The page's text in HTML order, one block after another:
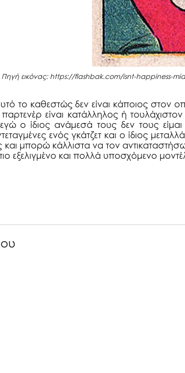
Πηγή εικόνας: https://flashbak.com/isnt-happiness-
το καθεστώς δεν είναι κάποιος στον
είναι κατάλληλος ή τουλάχιστον
εγώ ο ίδιος ανάμεσά τους δεν τους
ενός γκάτζετ και ο ίδιος
και μπορώ κάλλιστα να τον
εξελιγμένο και πολλά υποσχόμενο